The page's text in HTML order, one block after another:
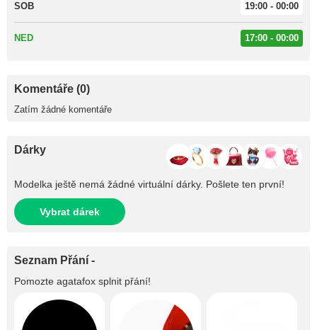
SOB 19:00 - 00:00
NED 17:00 - 00:00
Komentáře (0)
Zatím žádné komentáře
Dárky
Modelka ještě nemá žádné virtuální dárky. Pošlete ten první!
Vybrat dárek
Seznam Přání -
Pomozte agatafox splnit přání!